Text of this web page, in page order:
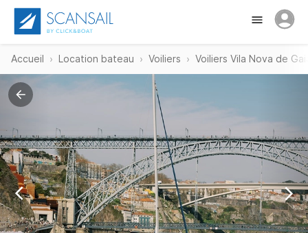
Accueil Location bateau Voiliers Voiliers Vila Nova de